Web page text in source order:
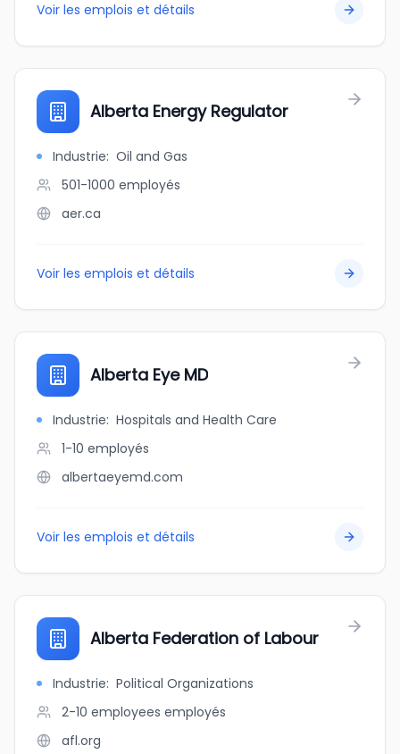
Voir les emplois et détails
Alberta Energy Regulator
Industrie: Oil and Gas
501-1000 employés
aer.ca
Voir les emplois et détails
Alberta Eye MD
Industrie: Hospitals and Health Care
1-10 employés
albertaeyemd.com
Voir les emplois et détails
Alberta Federation of Labour
Industrie: Political Organizations
2-10 employees employés
afl.org